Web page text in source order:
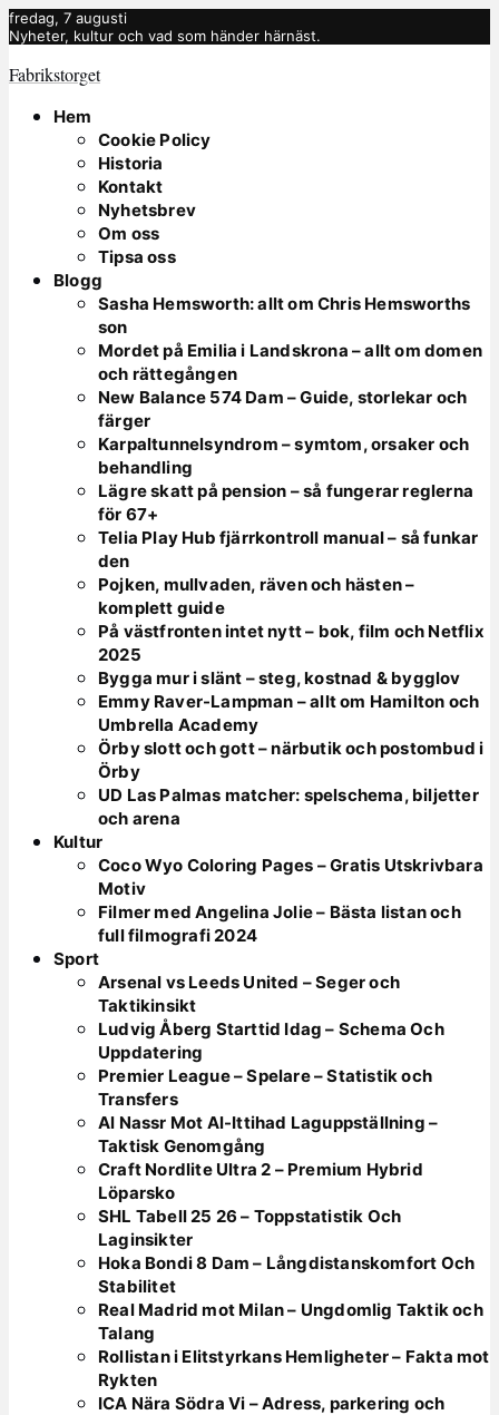
fredag, 7 augusti
Nyheter, kultur och vad som händer härnäst.
Fabrikstorget
Hem
Cookie Policy
Historia
Kontakt
Nyhetsbrev
Om oss
Tipsa oss
Blogg
Sasha Hemsworth: allt om Chris Hemsworths
son
Mordet på Emilia i Landskrona – allt om domen
och rättegången
New Balance 574 Dam – Guide, storlekar och
färger
Karpaltunnelsyndrom – symtom, orsaker och
behandling
Lägre skatt på pension – så fungerar reglerna
för 67+
Telia Play Hub fjärrkontroll manual – så funkar
den
Pojken, mullvaden, räven och hästen –
komplett guide
På västfronten intet nytt – bok, film och Netflix
2025
Bygga mur i slänt – steg, kostnad & bygglov
Emmy Raver-Lampman – allt om Hamilton och
Umbrella Academy
Örby slott och gott – närbutik och postombud i
Örby
UD Las Palmas matcher: spelschema, biljetter
och arena
Kultur
Coco Wyo Coloring Pages – Gratis Utskrivbara
Motiv
Filmer med Angelina Jolie – Bästa listan och
full filmografi 2024
Sport
Arsenal vs Leeds United – Seger och
Taktikinsikt
Ludvig Åberg Starttid Idag – Schema Och
Uppdatering
Premier League – Spelare – Statistik och
Transfers
Al Nassr Mot Al-Ittihad Laguppställning –
Taktisk Genomgång
Craft Nordlite Ultra 2 – Premium Hybrid
Löparsko
SHL Tabell 25 26 – Toppstatistik Och
Laginsikter
Hoka Bondi 8 Dam – Långdistanskomfort Och
Stabilitet
Real Madrid mot Milan – Ungdomlig Taktik och
Talang
Rollistan i Elitstyrkans Hemligheter – Fakta mot
Rykten
ICA Nära Södra Vi – Adress, parkering och